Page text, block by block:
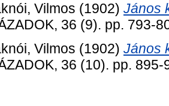
Vilmos (1902) János
36 (9). pp. 793-
Vilmos (1902) János
36 (10). pp.